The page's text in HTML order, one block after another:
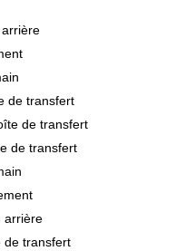
de transfert
de transfert
de transfert
arrière
de transfert